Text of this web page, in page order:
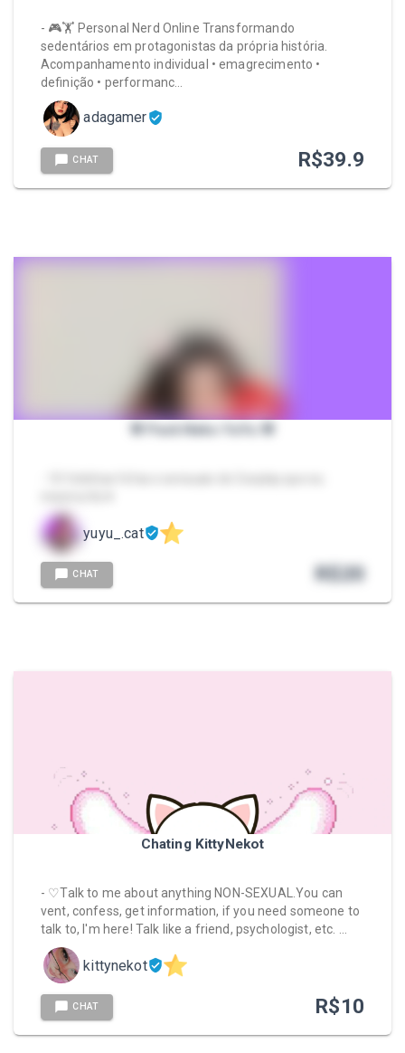
- 🎮🏋️ Personal Nerd Online Transformando
sedentários em protagonistas da própria história.
Acompanhamento individual • emagrecimento •
definição • performanc…
adagamer
CHAT R$39.9
🌸 Pack Neko YuYu 🌸
yuyu_.cat
CHAT R$20
Chating KittyNekot
- ♡Talk to me about anything NON-SEXUAL.You can
vent, confess, get information, if you need someone to
talk to, I'm here! Talk like a friend, psychologist, etc. …
kittynekot
CHAT R$10